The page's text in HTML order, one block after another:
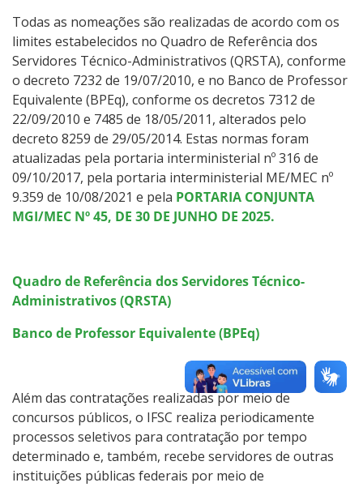
Todas as nomeações são realizadas de acordo com os
limites estabelecidos no Quadro de Referência dos
Servidores Técnico-Administrativos (QRSTA), conforme
o decreto 7232 de 19/07/2010, e no Banco de Professor
Equivalente (BPEq), conforme os decretos 7312 de
22/09/2010 e 7485 de 18/05/2011, alterados pelo
decreto 8259 de 29/05/2014. Estas normas foram
atualizadas pela portaria interministerial nº 316 de
09/10/2017, pela portaria interministerial ME/MEC nº
9.359 de 10/08/2021 e pela PORTARIA CONJUNTA
MGI/MEC Nº 45, DE 30 DE JUNHO DE 2025.
Quadro de Referência dos Servidores Técnico-
Administrativos (QRSTA)
Banco de Professor Equivalente (BPEq)
Além das contratações realizadas por meio de
concursos públicos, o IFSC realiza periodicamente
processos seletivos para contratação por tempo
determinado e, também, recebe servidores de outras
instituições públicas federais por meio de